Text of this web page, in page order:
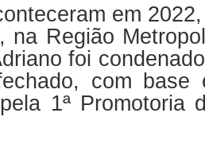
em
na Região
foi
com base
1ª Promotoria